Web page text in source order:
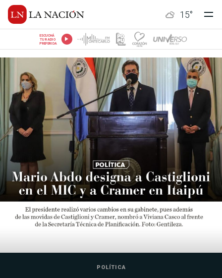
15°
ESCUCHÁ
TU RADIO
PREFERIDA
POLÍTICA